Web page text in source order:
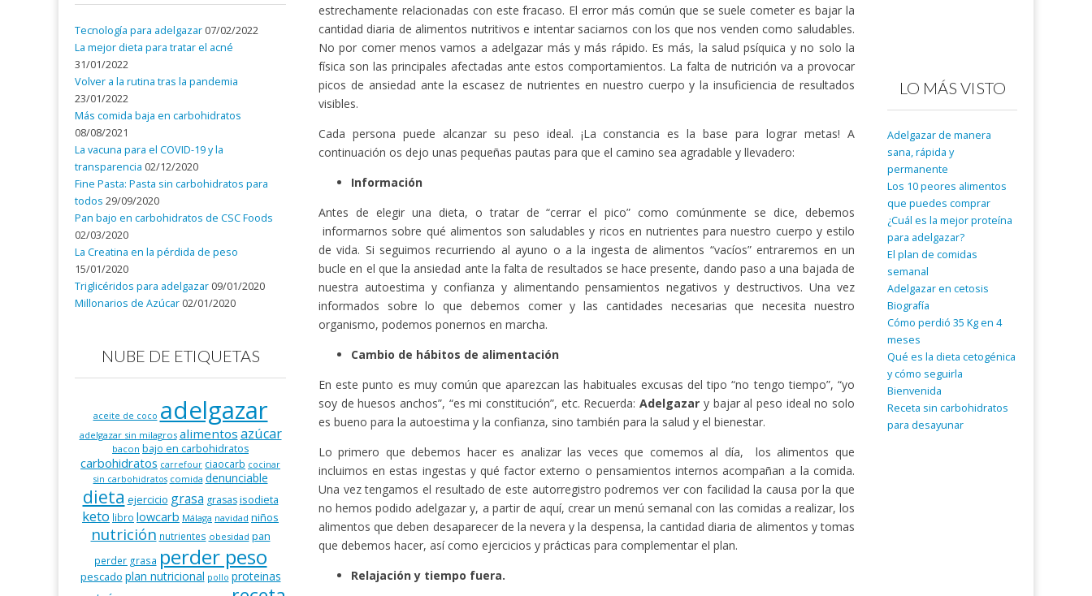
estrechamente relacionadas con este fracaso. El error más común que se suele cometer es bajar la
cantidad diaria de alimentos nutritivos e intentar saciarnos con los que nos venden como saludables.
No por comer menos vamos a adelgazar más y más rápido. Es más, la salud psíquica y no solo la
física son las principales afectadas ante estos comportamientos. La falta de nutrición va a provocar
picos de ansiedad ante la escasez de nutrientes en nuestro cuerpo y la insuficiencia de resultados
visibles.
Cada persona puede alcanzar su peso ideal. ¡La constancia es la base para lograr metas! A
continuación os dejo unas pequeñas pautas para que el camino sea agradable y llevadero:
Información
Antes de elegir una dieta, o tratar de “cerrar el pico” como comúnmente se dice, debemos
informarnos sobre qué alimentos son saludables y ricos en nutrientes para nuestro cuerpo y estilo
de vida. Si seguimos recurriendo al ayuno o a la ingesta de alimentos “vacíos” entraremos en un
bucle en el que la ansiedad ante la falta de resultados se hace presente, dando paso a una bajada de
nuestra autoestima y confianza y alimentando pensamientos negativos y destructivos. Una vez
informados sobre lo que debemos comer y las cantidades necesarias que necesita nuestro
organismo, podemos ponernos en marcha.
Cambio de hábitos de alimentación
En este punto es muy común que aparezcan las habituales excusas del tipo “no tengo tiempo”, “yo
soy de huesos anchos”, “es mi constitución”, etc. Recuerda:Adelgazar y bajar al peso ideal no solo
es bueno para la autoestima y la confianza, sino también para la salud y el bienestar.
Lo primero que debemos hacer es analizar las veces que comemos al día, los alimentos que
incluimos en estas ingestas y qué factor externo o pensamientos internos acompañan a la comida.
Una vez tengamos el resultado de este autorregistro podremos ver con facilidad la causa por la que
no hemos podido adelgazar y, a partir de aquí, crear un menú semanal con las comidas a realizar, los
alimentos que deben desaparecer de la nevera y la despensa, la cantidad diaria de alimentos y tomas
que debemos hacer, así como ejercicios y prácticas para complementar el plan.
Relajación y tiempo fuera.
Tecnología para adelgazar 07/02/2022
La mejor dieta para tratar el acné
31/01/2022
Volver a la rutina tras la pandemia
23/01/2022
Más comida baja en carbohidratos
08/08/2021
La vacuna para el COVID-19 y la
transparencia 02/12/2020
Fine Pasta: Pasta sin carbohidratos para
todos 29/09/2020
Pan bajo en carbohidratos de CSC Foods
02/03/2020
La Creatina en la pérdida de peso
15/01/2020
Triglicéridos para adelgazar 09/01/2020
Millonarios de Azúcar 02/01/2020
NUBE DE ETIQUETAS
aceite de coco adelgazar
adelgazar sin milagros alimentos azúcar
bacon bajo en carbohidratos
carbohidratos carrefour ciaocarb cocinar
sin carbohidratos comida denunciable
dieta ejercicio grasa grasas isodieta
keto libro lowcarb Málaga navidad niños
nutrición nutrientes obesidad pan
perder grasa perder peso
pescado plan nutricional pollo proteinas
LO MÁS VISTO
Adelgazar de manera
sana, rápida y
permanente
Los 10 peores alimentos
que puedes comprar
¿Cuál es la mejor proteína
para adelgazar?
El plan de comidas
semanal
Adelgazar en cetosis
Biografía
Cómo perdió 35 Kg en 4
meses
Qué es la dieta cetogénica
y cómo seguirla
Bienvenida
Receta sin carbohidratos
para desayunar